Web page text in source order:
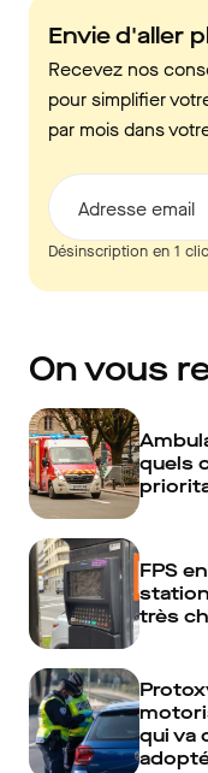
Envie d'aller
Recevez nos
pour simplifier
par mois dans
Adresse email
Désinscription en 1
On vous
quels
FPS
très
qui va